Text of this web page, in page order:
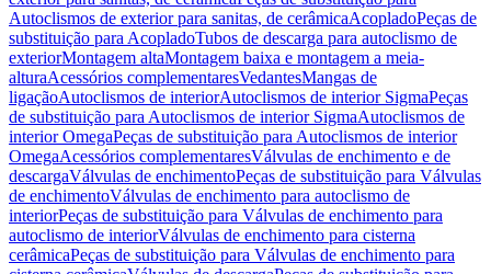
Autoclismos de exterior para sanitas, de cerâmicaAcopladoPeças de
substituição para AcopladoTubos de descarga para autoclismo de
exteriorMontagem altaMontagem baixa e montagem a meia-
alturaAcessórios complementaresVedantesMangas de
ligaçãoAutoclismos de interiorAutoclismos de interior SigmaPeças
de substituição para Autoclismos de interior SigmaAutoclismos de
interior OmegaPeças de substituição para Autoclismos de interior
OmegaAcessórios complementaresVálvulas de enchimento e de
descargaVálvulas de enchimentoPeças de substituição para Válvulas
de enchimentoVálvulas de enchimento para autoclismo de
interiorPeças de substituição para Válvulas de enchimento para
autoclismo de interiorVálvulas de enchimento para cisterna
cerâmicaPeças de substituição para Válvulas de enchimento para